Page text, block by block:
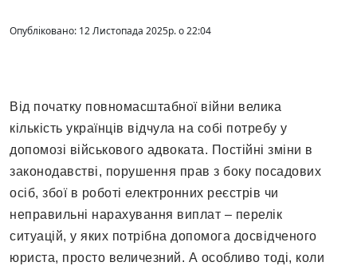
Опубліковано: 12 Листопада 2025р. о 22:04
Від початку повномасштабної війни велика
кількість українців відчула на собі потребу у
допомозі військового адвоката. Постійні зміни в
законодавстві, порушення прав з боку посадових
осіб, збої в роботі електронних реєстрів чи
неправильні нарахування виплат – перелік
ситуацій, у яких потрібна допомога досвідченого
юриста, просто величезний. А особливо тоді, коли